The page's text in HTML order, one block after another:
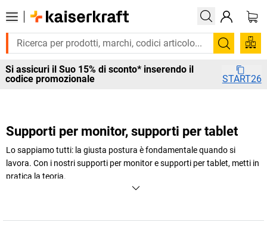
Cerca
Si assicuri il Suo 15% di sconto* inserendo il
codice promozionale
START26
Supporti per monitor, supporti per tablet
Lo sappiamo tutti: la giusta postura è fondamentale quando si
lavora. Con i nostri supporti per monitor e supporti per tablet, metti in
pratica la teoria.